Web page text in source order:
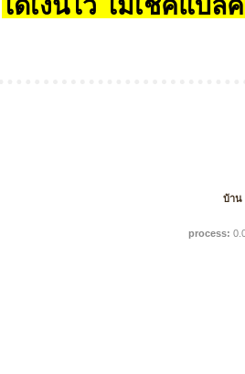
บ้าน
process: